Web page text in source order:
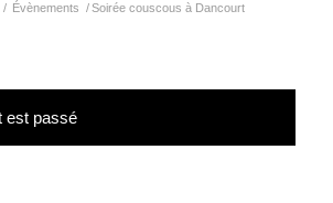
/ Évènements / Soirée couscous à Dancourt
est passé